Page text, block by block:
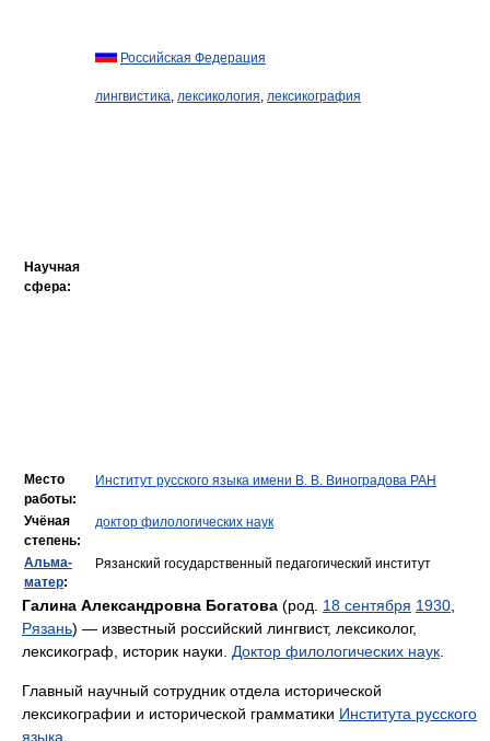
Российская Федерация
Научная
сфера:
лингвистика, лексикология, лексикография
Место
работы:
Институт русского языка имени В. В. Виноградова РАН
Учёная
степень:
доктор филологических наук
Альма-
матер:
Рязанский государственный педагогический институт
Галина Александровна Богатова (род. 18 сентября 1930
Рязань) — известный российский лингвист, лексиколог,
лексикограф, историк науки. Доктор филологических наук
Главный научный сотрудник отдела исторической
лексикографии и исторической грамматики Института русского
языка